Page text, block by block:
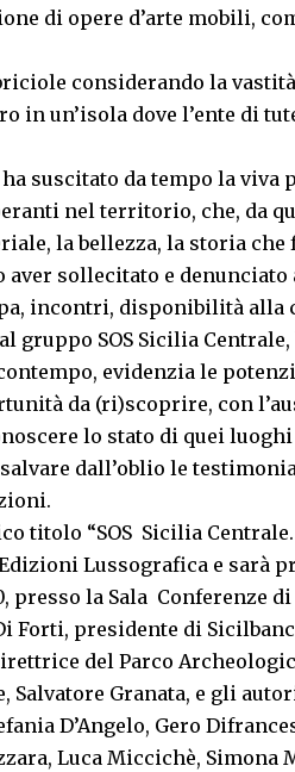
di opere d’arte mobili,
considerando la
in un’isola dove l’ente di
suscitato da tempo la viva
nel territorio, che, da
la bellezza, la storia che
aver sollecitato e
incontri, disponibilità alla
gruppo SOS Sicilia
evidenzia le
da (ri)scoprire, con
lo stato di quei
dall’oblio le
titolo “SOS Sicilia
Lussografica e sarà
presso la Sala Conferenze
Forti, presidente di
del Parco
Salvatore Granata, e gli
D’Angelo, Gero
Luca Miccichè, Simona